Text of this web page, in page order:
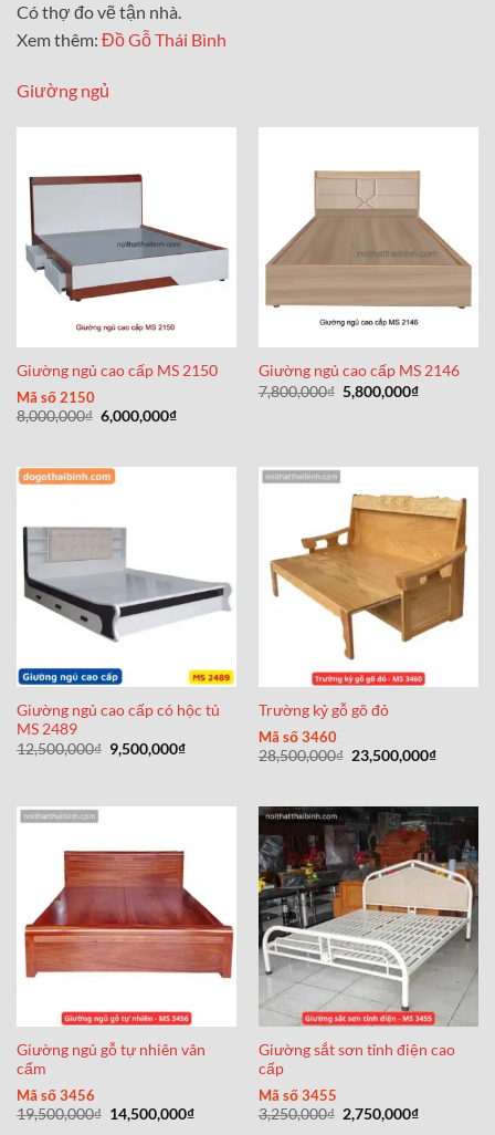
Có thợ đo vẽ tận nhà.
Xem thêm: Đồ Gỗ Thái Bình
Giường ngủ
Giường ngủ cao cấp MS 2150
Mã số 2150
8,000,000₫ Giá
gốc
6,000,000₫Giá
6,000,000₫.
Giường ngủ cao cấp MS 2146
7,800,000₫ Giá
gốc
5,800,000₫Giá
Giường ngủ cao cấp có hộc tủ
MS 2489
12,500,000₫ Giá
gốc
9,500,000₫Giá
9,500,000₫.
Trường kỷ gỗ gõ đỏ
Mã số 3460
28,500,000₫ Giá
gốc
23,500,000₫Giá
Giường ngủ gỗ tự nhiên vân
cẩm
Mã số 3456
19,500,000₫ Giá
gốc
14,500,000₫Giá
Giường sắt sơn tỉnh điện cao
cấp
Mã số 3455
3,250,000₫ Giá
gốc
2,750,000₫Giá